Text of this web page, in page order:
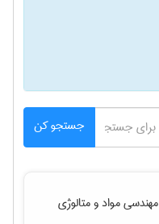
جستجو کن
مهندسی مواد و متالوژی